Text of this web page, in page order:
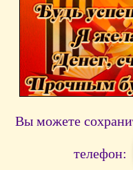
Вы можете
телефон: